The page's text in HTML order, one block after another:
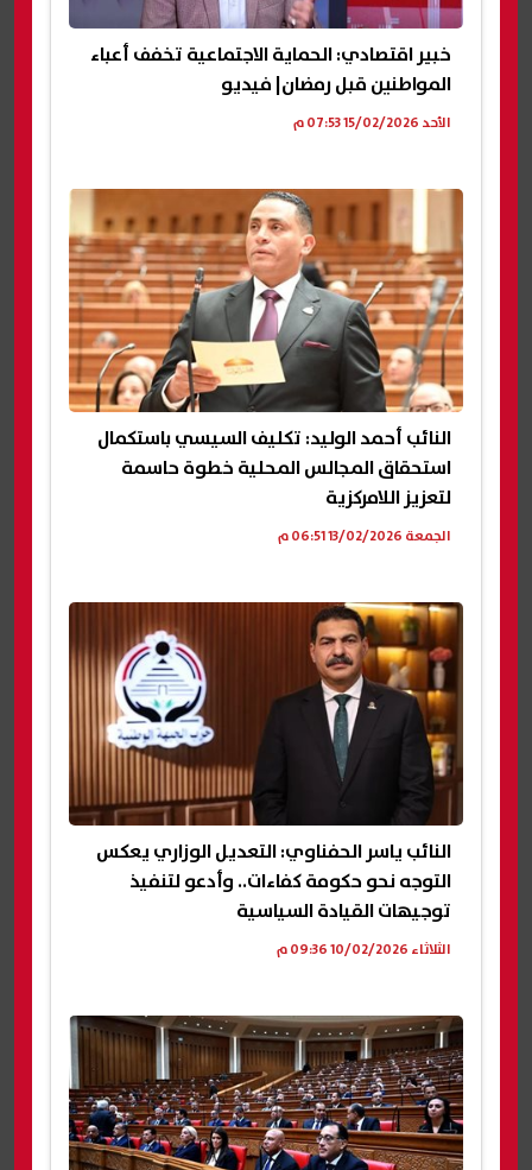
خبير اقتصادي: الحماية الاجتماعية تخفف أعباء
المواطنين قبل رمضان| فيديو
الأحد 15/02/2026 07:53 م
النائب أحمد الوليد: تكليف السيسي باستكمال
استحقاق المجالس المحلية خطوة حاسمة
لتعزيز اللامركزية
الجمعة 13/02/2026 06:51 م
النائب ياسر الحفناوي: التعديل الوزاري يعكس
التوجه نحو حكومة كفاءات.. وأدعو لتنفيذ
توجيهات القيادة السياسية
الثلاثاء 10/02/2026 09:36 م